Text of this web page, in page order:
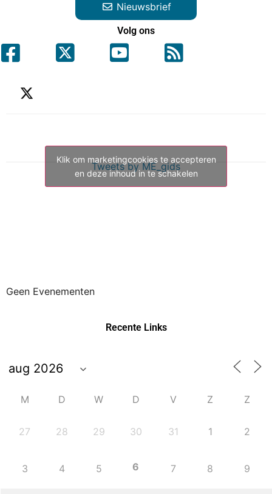
Nieuwsbrief
Volg ons
Tweets by ME_gids
Klik om marketingcookies te accepteren
en deze inhoud in te schakelen
Geen Evenementen
Recente Links
M D W D V Z Z
27 28 29 30 31 1 2
3 4 5 6 7 8 9